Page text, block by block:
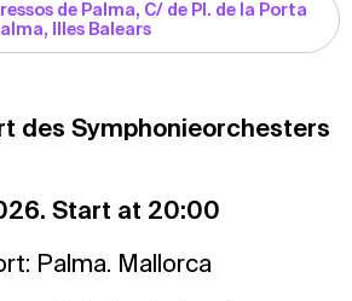
de Palma, C/ de Pl. de la Porta
Illes Balears
des Symphonieorchesters
Start at 20:00
Palma. Mallorca